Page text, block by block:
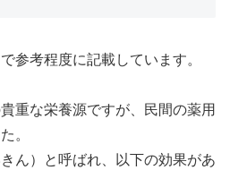
参考程度に記載しています。
重な栄養源ですが、民間の薬用
。
ん）と呼ばれ、以下の効果があ